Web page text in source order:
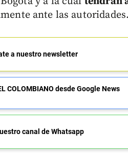
ante las autoridades.
a nuestro newsletter
COLOMBIANO desde Google News
canal de Whatsapp